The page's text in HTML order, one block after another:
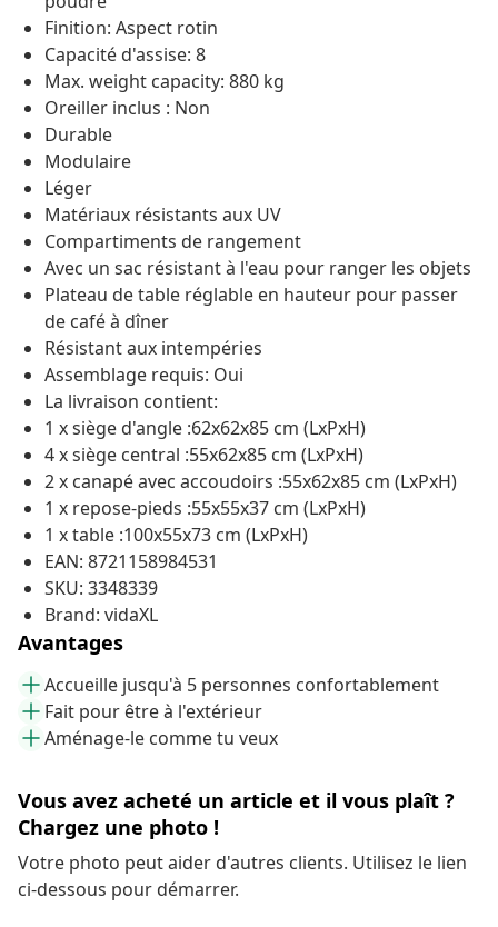
Finition: Aspect rotin
Capacité d'assise: 8
Max. weight capacity: 880 kg
Oreiller inclus : Non
Durable
Modulaire
Léger
Matériaux résistants aux UV
Compartiments de rangement
Avec un sac résistant à l'eau pour ranger les objets
Plateau de table réglable en hauteur pour passer
de café à dîner
Résistant aux intempéries
Assemblage requis: Oui
La livraison contient:
1 x siège d'angle :62x62x85 cm (LxPxH)
4 x siège central :55x62x85 cm (LxPxH)
2 x canapé avec accoudoirs :55x62x85 cm (LxPxH)
1 x repose-pieds :55x55x37 cm (LxPxH)
1 x table :100x55x73 cm (LxPxH)
EAN: 8721158984531
SKU: 3348339
Brand: vidaXL
Avantages
Accueille jusqu'à 5 personnes confortablement
Fait pour être à l'extérieur
Aménage-le comme tu veux
Vous avez acheté un article et il vous plaît ?
Chargez une photo !
Votre photo peut aider d'autres clients. Utilisez le lien
ci-dessous pour démarrer.